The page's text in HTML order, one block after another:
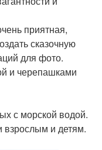
приятная,
сказочную
для фото.
и черепашками
с морской водой.
взрослым и детям.